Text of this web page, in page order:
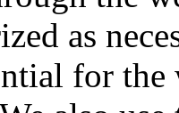
as
for